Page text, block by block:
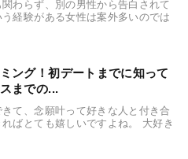
わらず、別の男性から告白されて
う経験がある女性は案外多いのでは
ング！初デートまでに知って
までの...
て、念願叶って好きな人と付き合
ばとても嬉しいですよね。 大好き